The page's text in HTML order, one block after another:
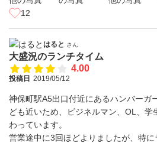
12
はると さん
大盛況のランチタイム
4.00
投稿日 2019/05/12
神保町駅A5出口付近にあるハンバーガ
ども近いため、ビジネルマン、OL、学
わっています。
営業途中に3回ほどよりましたが、特